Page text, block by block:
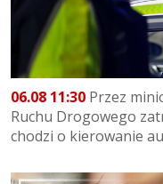
06.08 11:30 Przez
Ruchu Drogowego
chodzi o kierowanie